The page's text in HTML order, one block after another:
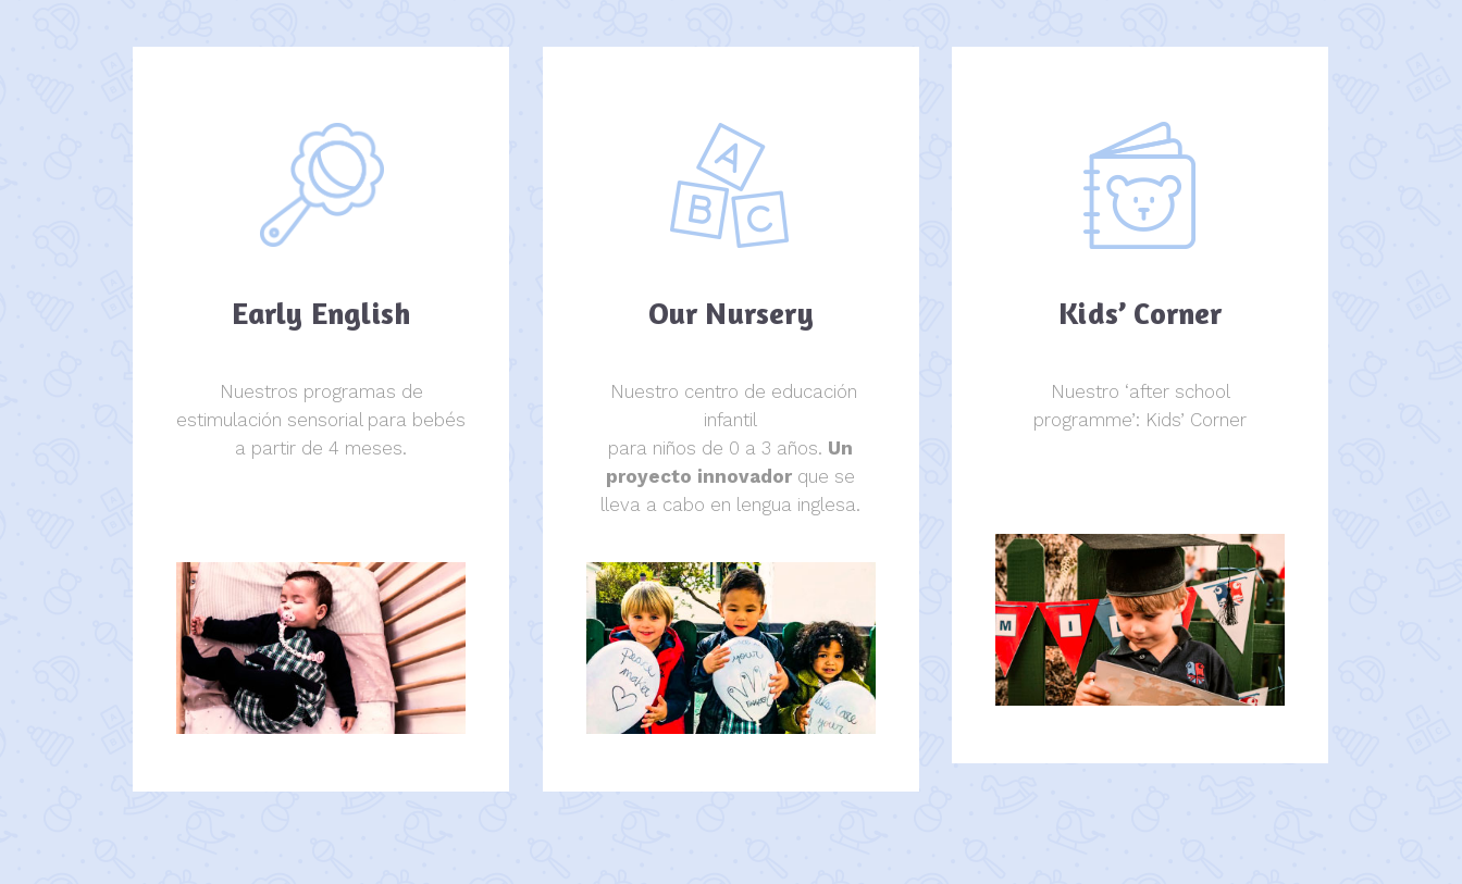
Early English
Nuestros programas de
estimulación sensorial para bebés
a partir de 4 meses.
Our Nursery
Nuestro centro de educación
infantil
para niños de 0 a 3 años. Un
proyecto innovador que se
lleva a cabo en lengua inglesa.
Kids’ Corner
Nuestro ‘after school
programme’: Kids’ Corner